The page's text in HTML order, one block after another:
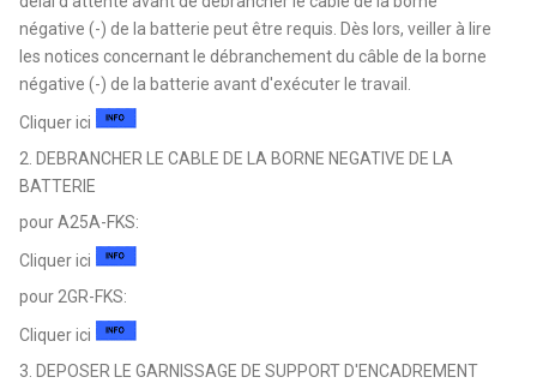
négative (-) de la batterie peut être requis. Dès lors, veiller à lire
les notices concernant le débranchement du câble de la borne
négative (-) de la batterie avant d'exécuter le travail.
Cliquer ici
2. DEBRANCHER LE CABLE DE LA BORNE NEGATIVE DE LA
BATTERIE
pour A25A-FKS:
Cliquer ici
pour 2GR-FKS:
Cliquer ici
3. DEPOSER LE GARNISSAGE DE SUPPORT D'ENCADREMENT